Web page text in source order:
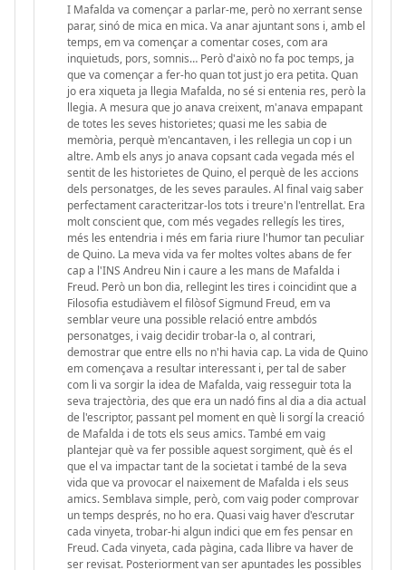
I Mafalda va començar a parlar-me, però no xerrant sense
parar, sinó de mica en mica. Va anar ajuntant sons i, amb el
temps, em va començar a comentar coses, com ara
inquietuds, pors, somnis… Però d'això no fa poc temps, ja
que va començar a fer-ho quan tot just jo era petita. Quan
jo era xiqueta ja llegia Mafalda, no sé si entenia res, però la
llegia. A mesura que jo anava creixent, m'anava empapant
de totes les seves historietes; quasi me les sabia de
memòria, perquè m'encantaven, i les rellegia un cop i un
altre. Amb els anys jo anava copsant cada vegada més el
sentit de les historietes de Quino, el perquè de les accions
dels personatges, de les seves paraules. Al final vaig saber
perfectament caracteritzar-los tots i treure'n l'entrellat. Era
molt conscient que, com més vegades rellegís les tires,
més les entendria i més em faria riure l'humor tan peculiar
de Quino. La meva vida va fer moltes voltes abans de fer
cap a l'INS Andreu Nin i caure a les mans de Mafalda i
Freud. Però un bon dia, rellegint les tires i coincidint que a
Filosofia estudiàvem el filòsof Sigmund Freud, em va
semblar veure una possible relació entre ambdós
personatges, i vaig decidir trobar-la o, al contrari,
demostrar que entre ells no n'hi havia cap. La vida de Quino
em començava a resultar interessant i, per tal de saber
com li va sorgir la idea de Mafalda, vaig resseguir tota la
seva trajectòria, des que era un nadó fins al dia a dia actual
de l'escriptor, passant pel moment en què li sorgí la creació
de Mafalda i de tots els seus amics. També em vaig
plantejar què va fer possible aquest sorgiment, què és el
que el va impactar tant de la societat i també de la seva
vida que va provocar el naixement de Mafalda i els seus
amics. Semblava simple, però, com vaig poder comprovar
un temps després, no ho era. Quasi vaig haver d'escrutar
cada vinyeta, trobar-hi algun indici que em fes pensar en
Freud. Cada vinyeta, cada pàgina, cada llibre va haver de
ser revisat. Posteriorment van ser apuntades les possibles